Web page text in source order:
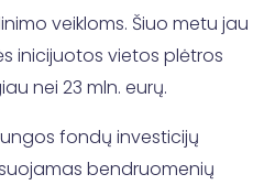
veikloms. Šiuo metu jau
inicijuotos vietos plėtros
nei 23 mln. eurų.
fondų investicijų
bendruomenių